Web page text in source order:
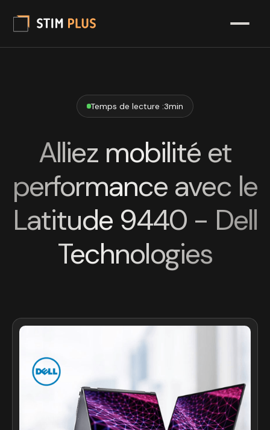
Temps de lecture :3min
Alliez mobilité et
performance avec le
Latitude 9440 - Dell
Technologies